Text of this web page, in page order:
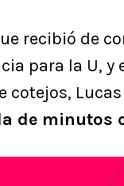
recibió de
para la U, y
cotejos,
de minutos